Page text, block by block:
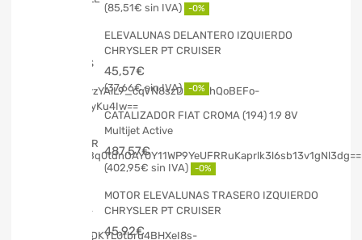
85,51€ -0%
ELEVALUNAS DELANTERO IZQUIERDO
CHRYSLER PT CRUISER
45,57€
37,66€ -0%
CATALIZADOR FIAT CROMA (194) 1.9 8V
Multijet Active
487,57€
402,95€ -0%
MOTOR ELEVALUNAS TRASERO IZQUIERDO
CHRYSLER PT CRUISER
45,92€